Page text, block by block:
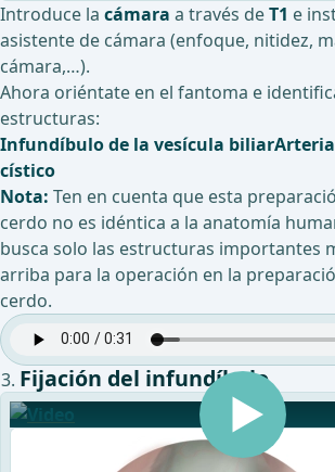
Introduce la cámara a través deT1 e
asistente de cámara (enfoque, nitidez,
cámara,…).
Ahora oriéntate en el fantoma e
estructuras:
Infundíbulo de la vesícula biliar
cístico
Nota: Ten en cuenta que esta
cerdo no es idéntica a la anatomía
busca solo las estructuras importantes
arriba para la operación en la
cerdo.
Fijación del infundíbulo